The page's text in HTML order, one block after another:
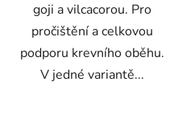
goji a vilcacorou. Pro
pročištění a celkovou
podporu krevního oběhu.
V jedné variantě...